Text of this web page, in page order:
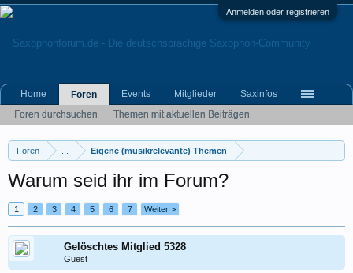
Anmelden oder registrieren
Foren Eigene (musikrelevante) Themen
Warum seid ihr im Forum?
1 2 3 4 5 6 7 Weiter >
Gelöschtes Mitglied 5328
Guest
Home
Foren
Foren durchsuchen
Themen mit aktuellen Beiträgen
Events Mitglieder Saxinfos